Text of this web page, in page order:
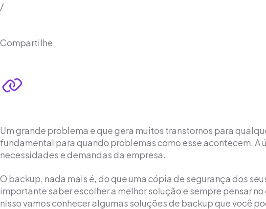
/
Compartilhe
Um grande problema e que gera muitos transtornos para
fundamental para quando problemas como esse acontecem.
necessidades e demandas da empresa.
O backup, nada mais é, do que uma cópia de segurança dos
importante saber escolher a melhor solução e sempre pensar
nisso vamos conhecer algumas soluções de backup que você